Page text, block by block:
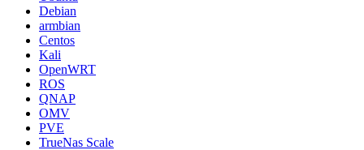
Debian
armbian
Centos
Kali
OpenWRT
ROS
QNAP
OMV
PVE
TrueNas Scale